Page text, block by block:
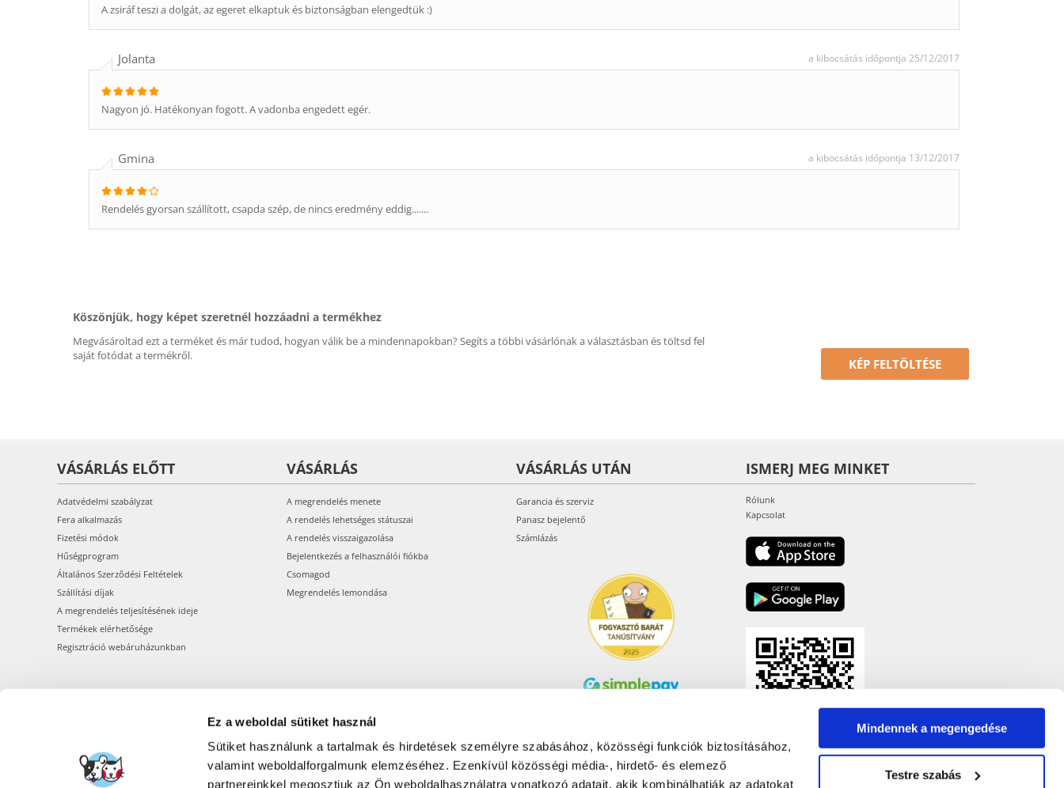
Ez a weboldal sütiket használ
Sütiket használunk a tartalmak és hirdetések személyre szabásához, közösségi funkciók biztosításához,
valamint weboldalforgalmunk elemzéséhez. Ezenkívül közösségi média-, hirdető- és elemező
partnereinkkel megosztjuk az Ön weboldalhasználatra vonatkozó adatait, akik kombinálhatják az adatokat
Mindennek a megengedése
Testre szabás
A zsiráf teszi a dolgát, az egeret elkaptuk és biztonságban elengedtük :)
Jolanta a kibocsátás időpontja 25/12/2017
Nagyon jó. Hatékonyan fogott. A vadonba engedett egér.
Gmina a kibocsátás időpontja 13/12/2017
Rendelés gyorsan szállított, csapda szép, de nincs eredmény eddig.......
Köszönjük, hogy képet szeretnél hozzáadni a termékhez
Megvásároltad ezt a terméket és már tudod, hogyan válik be a mindennapokban? Segíts a többi vásárlónak a választásban és töltsd fel
saját fotódat a termékről.
KÉP FELTÖLTÉSE
VÁSÁRLÁS ELŐTT
Adatvédelmi szabályzat
Fera alkalmazás
Fizetési módok
Hűségprogram
Általános Szerződési Feltételek
Szállítási díjak
A megrendelés teljesítésének ideje
Termékek elérhetősége
Regisztráció webáruházunkban
VÁSÁRLÁS
A megrendelés menete
A rendelés lehetséges státuszai
A rendelés visszaigazolása
Bejelentkezés a felhasználói fiókba
Csomagod
Megrendelés lemondása
VÁSÁRLÁS UTÁN
Garancia és szerviz
Panasz bejelentő
Számlázás
Olcsóbbat.hu – Spórolni
ISMERJ MEG MINKET
Rólunk
Kapcsolat